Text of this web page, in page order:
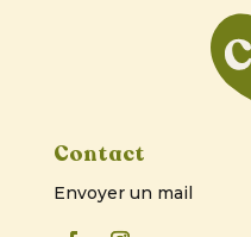
Contact
Envoyer un mail